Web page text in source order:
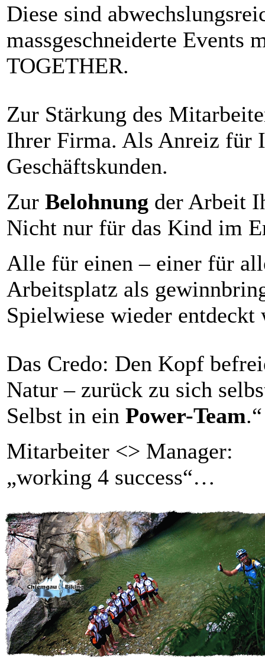
Diese sind
massgeschneiderte Events
TOGETHER.
Zur Stärkung des
Ihrer Firma. Als Anreiz für
Geschäftskunden.
Zur Belohnung der Arbeit
Nicht nur für das Kind im
Alle für einen – einer für
Arbeitsplatz als
Spielwiese wieder entdeckt
Das Credo: Den Kopf
Natur – zurück zu sich
Selbst in ein Power-Team.“
Mitarbeiter <> Manager:
„working 4 success“…